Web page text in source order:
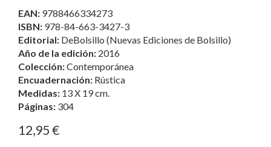
EAN: 9788466334273
ISBN: 978-84-663-3427-3
Editorial: DeBolsillo (Nuevas Ediciones de Bolsillo)
Año de la edición: 2016
Colección:Contemporánea
Encuadernación: Rústica
Medidas: 13 X 19 cm.
Páginas: 304
12,95 €